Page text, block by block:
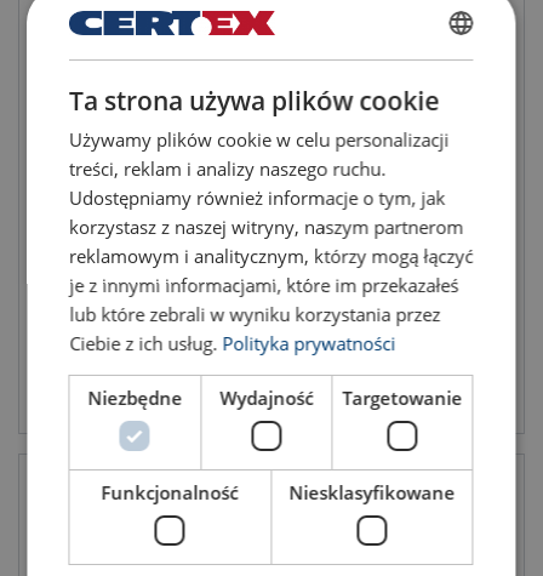
Zawiesie linowe WLS-180 z
Zawiesie linowe WLS-175 z
ogniwem i hakiem z zapadką
POLISH
ENGLISH TRANSLATION
Ta strona używa plików cookie
Używamy plików cookie w celu personalizacji
treści, reklam i analizy naszego ruchu.
Udostępniamy również informacje o tym, jak
korzystasz z naszej witryny, naszym partnerom
reklamowym i analitycznym, którzy mogą łączyć
je z innymi informacjami, które im przekazałeś
lub które zebrali w wyniku korzystania przez
Ciebie z ich usług. Polityka prywatności
Niezbędne Wydajność Targetowanie
Funkcjonalność Niesklasyfikowane